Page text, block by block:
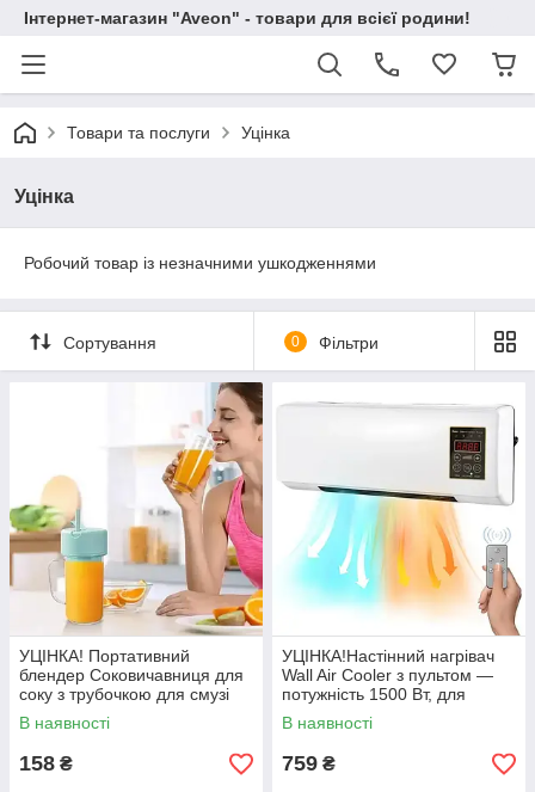
Інтернет-магазин "Aveon" - товари для всієї родини!
Товари та послуги Уцінка
Уцінка
Робочий товар із незначними ушкодженнями
Сортування 0 Фільтри
УЦІНКА! Портативний
блендер Соковичавниця для
соку з трубочкою для смузі
(Плохе паковання 2746)
В наявності
158 ₴
УЦІНКА!Настінний нагрівач
Wall Air Cooler з пультом —
потужність 1500 Вт, для
кімнати до 20 м2 (Плохе
паковання 3154)
В наявності
759 ₴